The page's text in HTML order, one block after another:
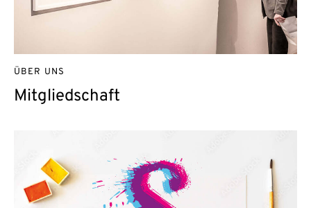
Mitgliedschaft
ÜBER UNS